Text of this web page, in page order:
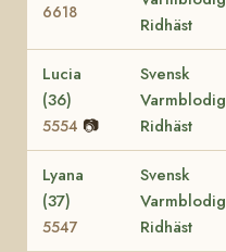
6618
Ridhäst
Lucia
(36)
5554 📷
Svensk
Varmblodig
Ridhäst
Lyana
(37)
5547
Svensk
Varmblodig
Ridhäst